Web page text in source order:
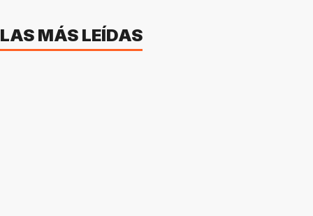
LAS MÁS LEÍDAS